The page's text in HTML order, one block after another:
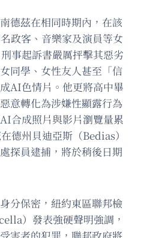
德茲在相同時期內，在該
政客、音樂家及演員等女
事起訴書嚴厲抨擊其惡劣
同學、女性友人甚至「信
AI色情片。他更將高中畢
意轉化為涉嫌性顯露行為
合成照片與影片瀏覽量累
德州貝迪亞斯（Bedias）
探員逮捕，將於稍後日期
分保密，紐約東區聯邦檢
）發表強硬聲明強調，